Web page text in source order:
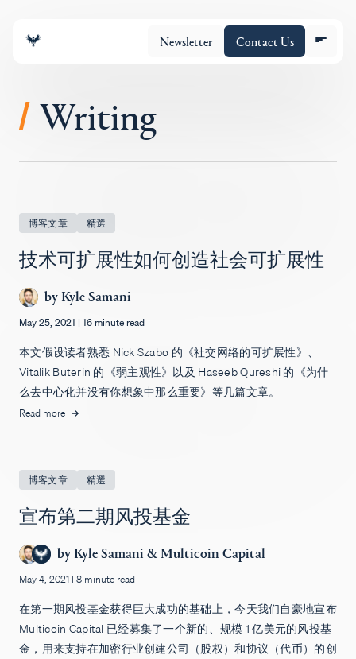
Newsletter Contact Us
团队
投资组合
Insights
Policy
招聘
/ Writing
博客文章 精選
技术可扩展性如何创造社会可扩展性
by Kyle Samani
May 25, 2021 | 16 minute read
本文假设读者熟悉 Nick Szabo 的《社交网络的可扩展性》、
Vitalik Buterin 的《弱主观性》以及 Haseeb Qureshi 的《为什
么去中心化并没有你想象中那么重要》等几篇文章。
Read more
博客文章 精選
宣布第二期风投基金
by Kyle Samani &Multicoin Capital
May 4, 2021 | 8 minute read
在第一期风投基金获得巨大成功的基础上，今天我们自豪地宣布
Multicoin Capital 已经募集了一个新的、规模 1 亿美元的风投基
金，用来支持在加密行业创建公司（股权）和协议（代币）的创